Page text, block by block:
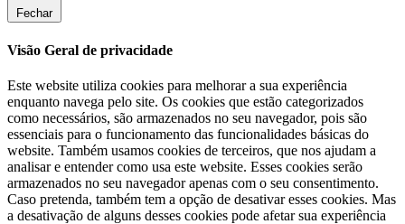
Fechar
Visão Geral de privacidade
Este website utiliza cookies para melhorar a sua experiência
enquanto navega pelo site. Os cookies que estão categorizados
como necessários, são armazenados no seu navegador, pois são
essenciais para o funcionamento das funcionalidades básicas do
website. Também usamos cookies de terceiros, que nos ajudam a
analisar e entender como usa este website. Esses cookies serão
armazenados no seu navegador apenas com o seu consentimento.
Caso pretenda, também tem a opção de desativar esses cookies. Mas
a desativação de alguns desses cookies pode afetar sua experiência